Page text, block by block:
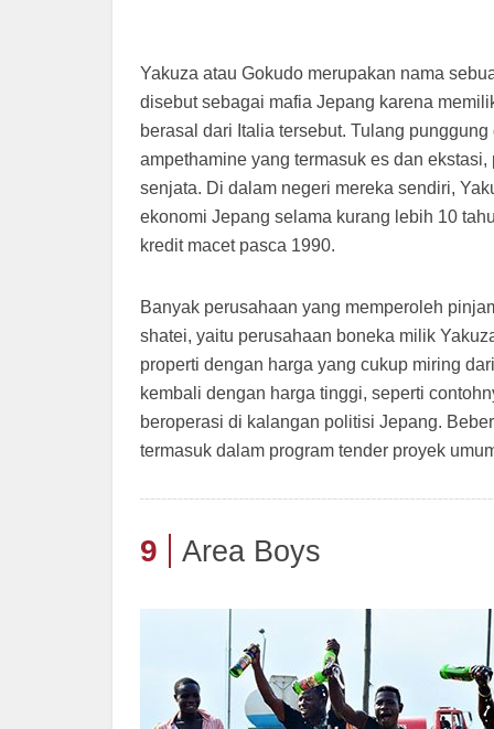
Yakuza atau Gokudo merupakan nama
disebut sebagai mafia Jepang karena
berasal dari Italia tersebut. Tulang
ampethamine yang termasuk es dan
senjata. Di dalam negeri mereka sendiri,
ekonomi Jepang selama kurang lebih 10
kredit macet pasca 1990.
Banyak perusahaan yang memperoleh
shatei, yaitu perusahaan boneka milik
properti dengan harga yang cukup miring
kembali dengan harga tinggi, seperti
beroperasi di kalangan politisi Jepang.
termasuk dalam program tender proyek
9 Area Boys